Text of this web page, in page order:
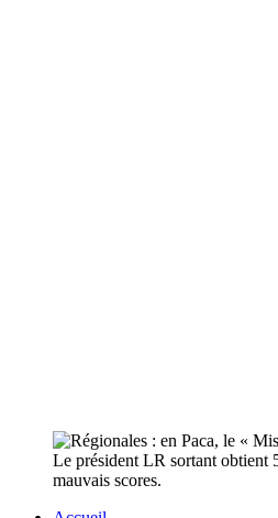
Le président LR sortant obtient
mauvais scores.